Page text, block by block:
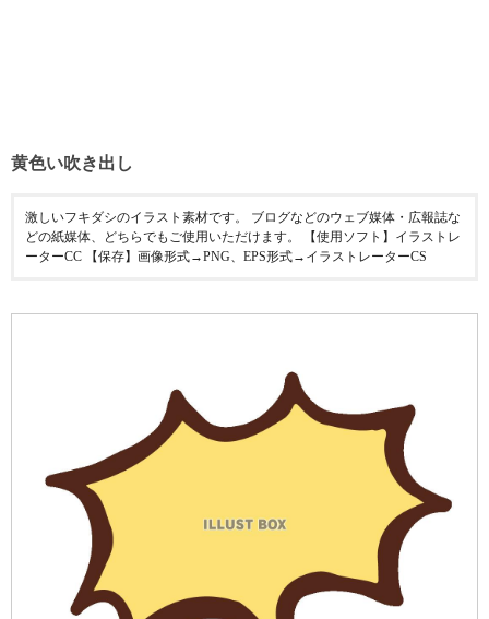
黄色い吹き出し
激しいフキダシのイラスト素材です。 ブログなどのウェブ媒体・広報誌な
どの紙媒体、どちらでもご使用いただけます。 【使用ソフト】イラストレ
ーターCC 【保存】画像形式→PNG、EPS形式→イラストレーターCS